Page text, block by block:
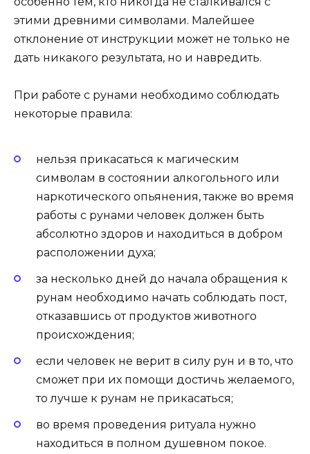
этими древними символами. Малейшее
отклонение от инструкции может не только не
дать никакого результата, но и навредить.
При работе с рунами необходимо соблюдать
некоторые правила:
нельзя прикасаться к магическим
символам в состоянии алкогольного или
наркотического опьянения, также во время
работы с рунами человек должен быть
абсолютно здоров и находиться в добром
расположении духа;
за несколько дней до начала обращения к
рунам необходимо начать соблюдать пост,
отказавшись от продуктов животного
происхождения;
если человек не верит в силу рун и в то, что
сможет при их помощи достичь желаемого,
то лучше к рунам не прикасаться;
во время проведения ритуала нужно
находиться в полном душевном покое.